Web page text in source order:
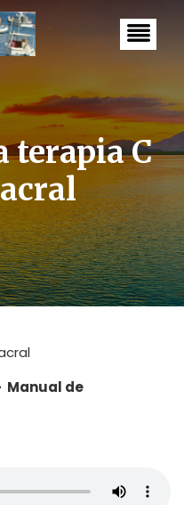
terapia C
Manual de